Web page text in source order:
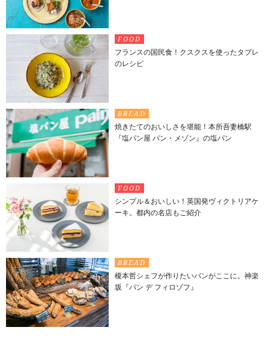
FOOD
フランスの国民食！クスクスを使ったタブレ
のレシピ
BREAD
焼きたてのおいしさを堪能！本所吾妻橋駅
『塩パン屋 パン・メゾン』の塩パン
FOOD
シンプル＆おいしい！英国発ヴィクトリアケ
ーキ。都内の名店もご紹介
BREAD
榎本哲シェフが作りたいパンがここに。神楽
坂『パン デ フィロゾフ』